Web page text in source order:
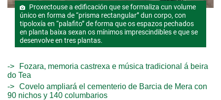
Proxectouse a edificación que se formaliza cun volume
único en forma de “prisma rectangular” dun corpo, con
tipoloxía en “palafito” de forma que os espazos pechados
en planta baixa sexan os mínimos imprescindibles e que se
desenvolve en tres plantas.
Fozara, memoria castrexa e música tradicional á beira
do Tea
Covelo ampliará el cementerio de Barcia de Mera con
90 nichos y 140 columbarios